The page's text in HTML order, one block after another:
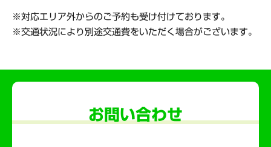
対応エリア外からのご予約も受け付けております。
交通状況により別途交通費をいただく場合がございます。
お問い合わせ